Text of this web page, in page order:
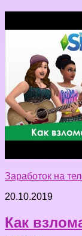
Заработок на
20.10.2019
Как